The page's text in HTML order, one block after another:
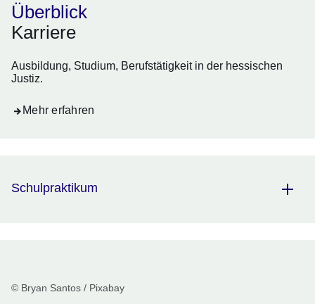
Überblick
Karriere
Ausbildung, Studium, Berufstätigkeit in der hessischen
Justiz.
Mehr erfahren
Schulpraktikum
© Bryan Santos / Pixabay